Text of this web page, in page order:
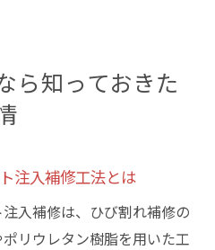
ら知っておきた
注入補修工法とは
入補修は、ひび割れ補修の
リウレタン樹脂を用いた工